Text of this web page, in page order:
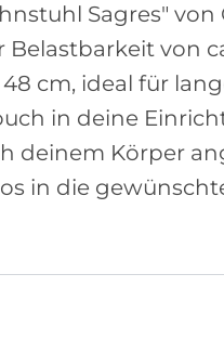
Sagres"
Belastbarkeit von
cm, ideal für
in deine
deinem Körper
in die